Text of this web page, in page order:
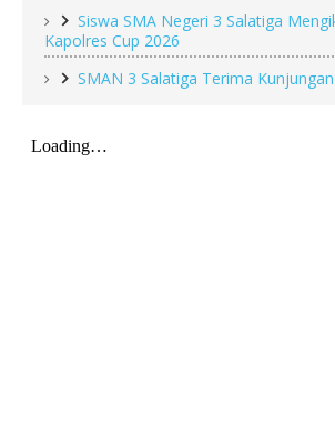
Siswa SMA Negeri 3 Salatiga
Kapolres Cup 2026
SMAN 3 Salatiga Terima